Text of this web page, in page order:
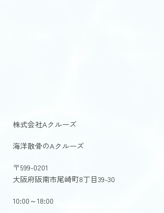
株式会社Aクルーズ
海洋散骨のAクルーズ
〒599-0201
大阪府阪南市尾崎町8丁目39-30
10:00～18:00